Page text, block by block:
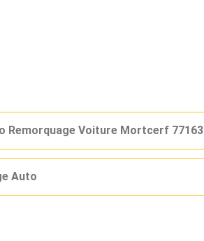
Remorquage Voiture Mortcerf 77163
Auto